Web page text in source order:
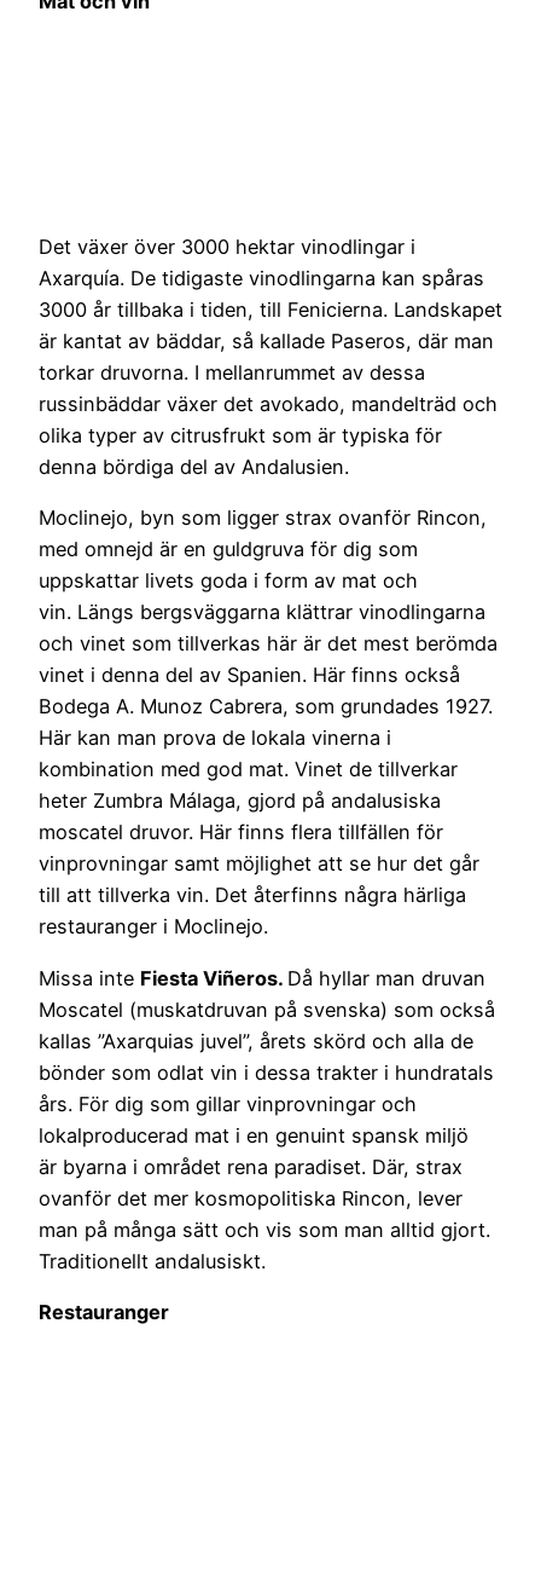
Det växer över 3000 hektar vinodlingar i
Axarquía. De tidigaste vinodlingarna kan spåras
3000 år tillbaka i tiden, till Fenicierna. Landskapet
är kantat av bäddar, så kallade Paseros, där man
torkar druvorna. I mellanrummet av dessa
russinbäddar växer det avokado, mandelträd och
olika typer av citrusfrukt som är typiska för
denna bördiga del av Andalusien.
Moclinejo, byn som ligger strax ovanför Rincon,
med omnejd är en guldgruva för dig som
uppskattar livets goda i form av mat och
vin. Längs bergsväggarna klättrar vinodlingarna
och vinet som tillverkas här är det mest berömda
vinet i denna del av Spanien. Här finns också
Bodega A. Munoz Cabrera, som grundades 1927.
Här kan man prova de lokala vinerna i
kombination med god mat. Vinet de tillverkar
heter Zumbra Málaga, gjord på andalusiska
moscatel druvor. Här finns flera tillfällen för
vinprovningar samt möjlighet att se hur det går
till att tillverka vin. Det återfinns några härliga
restauranger i Moclinejo.
Missa inte Fiesta Viñeros. Då hyllar man druvan
Moscatel (muskatdruvan på svenska) som också
kallas ”Axarquias juvel”, årets skörd och alla de
bönder som odlat vin i dessa trakter i hundratals
års. För dig som gillar vinprovningar och
lokalproducerad mat i en genuint spansk miljö
är byarna i området rena paradiset. Där, strax
ovanför det mer kosmopolitiska Rincon, lever
man på många sätt och vis som man alltid gjort.
Traditionellt andalusiskt.
Restauranger